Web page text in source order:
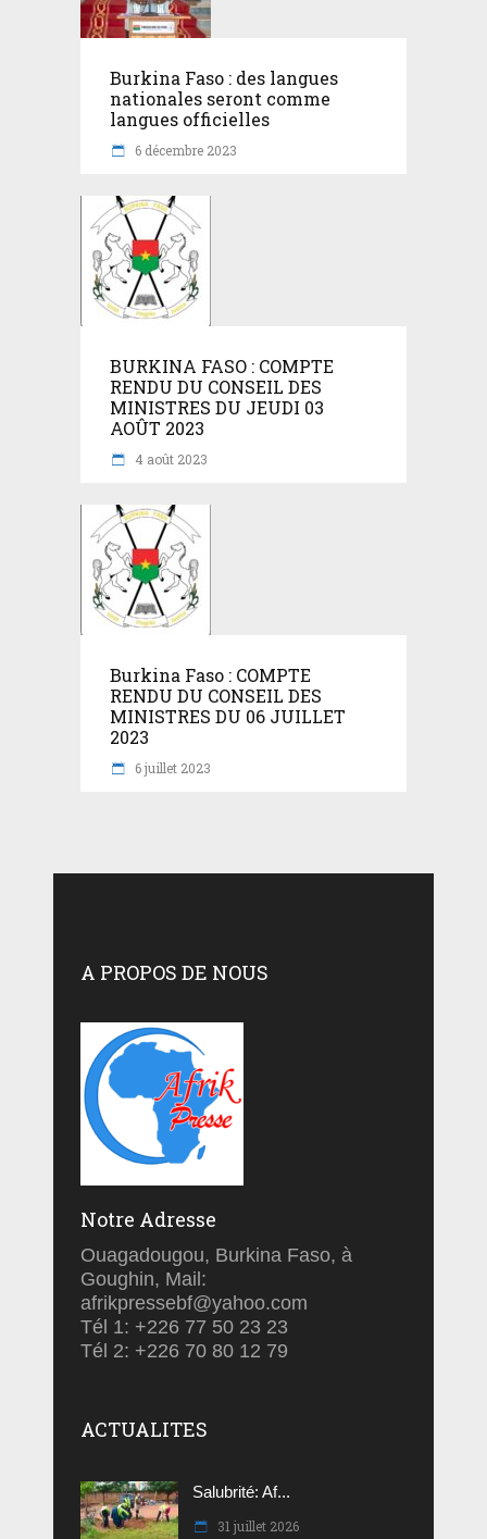
Burkina Faso : des langues
nationales seront comme
langues officielles
6 décembre 2023
BURKINA FASO : COMPTE
RENDU DU CONSEIL DES
MINISTRES DU JEUDI 03
AOÛT 2023
4 août 2023
Burkina Faso : COMPTE
RENDU DU CONSEIL DES
MINISTRES DU 06 JUILLET
2023
6 juillet 2023
A PROPOS DE NOUS
Notre Adresse
Ouagadougou, Burkina Faso, à
Goughin, Mail:
afrikpressebf@yahoo.com
Tél 1: +226 77 50 23 23
Tél 2: +226 70 80 12 79
ACTUALITES
Salubrité: Af...
31 juillet 2026